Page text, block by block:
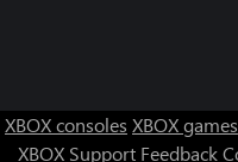
XBOX consoles XBOX games
XBOX Support Feedback